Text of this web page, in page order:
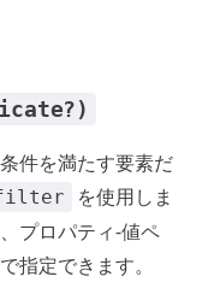
件を満たす要素だ
を使用しま
プロパティ-値ペ
指定できます。